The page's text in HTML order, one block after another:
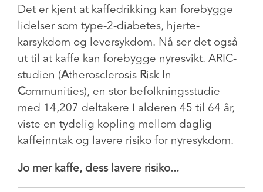
Det er kjent at kaffedrikking kan forebygge
lidelser som type-2-diabetes, hjerte-
karsykdom og leversykdom. Nå ser det også
ut til at kaffe kan forebygge nyresvikt. ARIC-
studien (Atherosclerosis Risk In
Communities), en stor befolkningsstudie
med 14,207 deltakere I alderen 45 til 64 år,
viste en tydelig kopling mellom daglig
kaffeinntak og lavere risiko for nyresykdom.
Jo mer kaffe, dess lavere risiko...